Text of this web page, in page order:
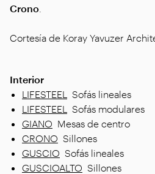
Crono
Cortesía de Koray Yavuzer
Interior
LIFESTEEL
Sofás lineales
LIFESTEEL
Sofás modulares
GIANO Mesas de centro
CRONO Sillones
GUSCIO Sofás lineales
GUSCIOALTO Sillones